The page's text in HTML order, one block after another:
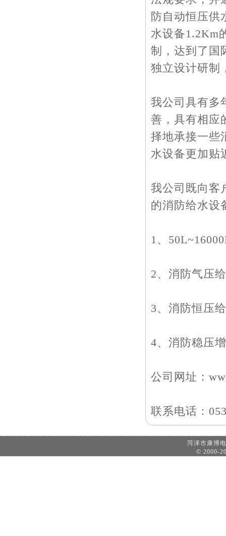
防自动恒压供
水设备1.2Km
制，达到了国
独立设计研制
我公司具有多
善，具有相应
择地承接一些
水设备更加贴
我公司既向客
的消防给水设
1、
2、消防气压
3、消防恒压
4、消防稳压
公司网址：
联系电话：
菏泽市康
© 2000-